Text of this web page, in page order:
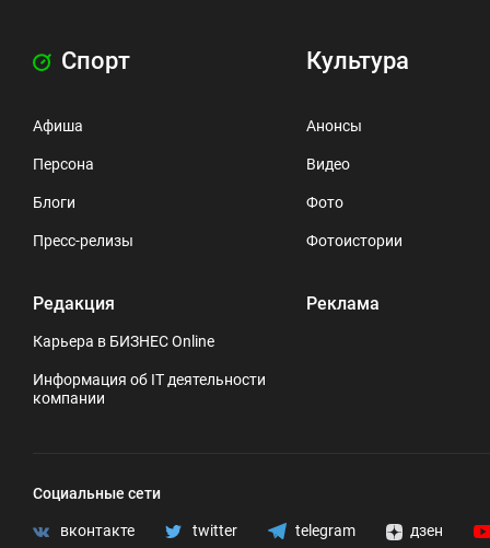
Спорт
Афиша
Персона
Блоги
Пресс-релизы
Редакция
Карьера в БИЗНЕС Online
Информация об IT деятельности
компании
Культура
Анонсы
Видео
Фото
Фотоистории
Реклама
Социальные сети
вконтакте twitter telegram дзен